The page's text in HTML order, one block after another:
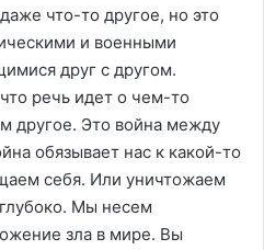
что-то другое, но это
и военными
друг с другом.
речь идет о чем-то
другое. Это война между
обязывает нас к какой-то
себя. Или уничтожаем
Мы несем
зла в мире. Вы